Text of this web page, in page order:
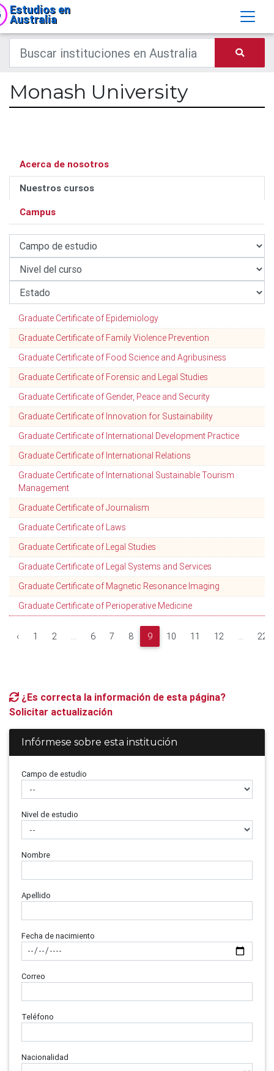
Estudios en
Australia
Monash University
Acerca de nosotros
Nuestros cursos
Campus
Graduate Certificate of Epidemiology
Graduate Certificate of Family Violence Prevention
Graduate Certificate of Food Science and Agribusiness
Graduate Certificate of Forensic and Legal Studies
Graduate Certificate of Gender, Peace and Security
Graduate Certificate of Innovation for Sustainability
Graduate Certificate of International Development Practice
Graduate Certificate of International Relations
Graduate Certificate of International Sustainable Tourism
Management
Graduate Certificate of Journalism
Graduate Certificate of Laws
Graduate Certificate of Legal Studies
Graduate Certificate of Legal Systems and Services
Graduate Certificate of Magnetic Resonance Imaging
Graduate Certificate of Perioperative Medicine
‹ 1 2 ... 6 7 8 9 10 11 12 ... 22
¿Es correcta la información de esta página?
Solicitar actualización
Infórmese sobre esta institución
Campo de estudio
Nivel de estudio
Nombre
Apellido
Fecha de nacimiento
Correo
Teléfono
Nacionalidad